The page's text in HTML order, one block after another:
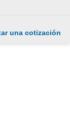
una cotización